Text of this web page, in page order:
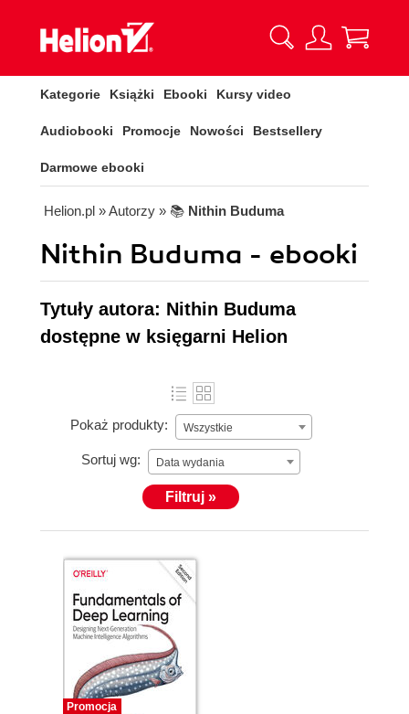
Kategorie Książki Ebooki Kursy video
Audiobooki Promocje Nowości Bestsellery
Darmowe ebooki
Helion.pl » Autorzy » 📚 Nithin Buduma
Nithin Buduma - ebooki
Tytuły autora: Nithin Buduma
dostępne w księgarni Helion
Pokaż produkty: Wszystkie
Sortuj wg: Data wydania
Filtruj »
Promocja